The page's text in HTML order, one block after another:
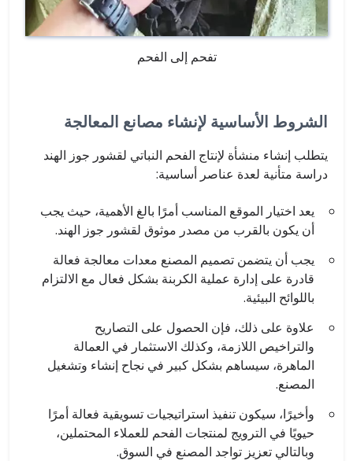
تفحم إلى الفحم
الشروط الأساسية لإنشاء مصانع المعالجة
يتطلب إنشاء منشأة لإنتاج الفحم النباتي لقشور جوز الهند
دراسة متأنية لعدة عناصر أساسية:
يعد اختيار الموقع المناسب أمرًا بالغ الأهمية، حيث يجب
أن يكون بالقرب من مصدر موثوق لقشور جوز الهند.
يجب أن يتضمن تصميم المصنع معدات معالجة فعالة
قادرة على إدارة عملية الكربنة بشكل فعال مع الالتزام
باللوائح البيئية.
علاوة على ذلك، فإن الحصول على التصاريح
والتراخيص اللازمة، وكذلك الاستثمار في العمالة
الماهرة، سيساهم بشكل كبير في نجاح إنشاء وتشغيل
المصنع.
وأخيرًا، سيكون تنفيذ استراتيجيات تسويقية فعالة أمرًا
حيويًا في الترويج لمنتجات الفحم للعملاء المحتملين،
وبالتالي تعزيز تواجد المصنع في السوق.